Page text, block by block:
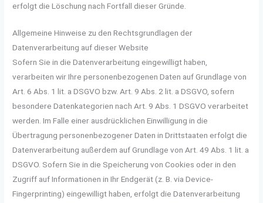
erfolgt die Löschung nach Fortfall dieser Gründe.
Allgemeine Hinweise zu den Rechtsgrundlagen der
Datenverarbeitung auf dieser Website
Sofern Sie in die Datenverarbeitung eingewilligt haben,
verarbeiten wir Ihre personenbezogenen Daten auf Grundlage von
Art. 6 Abs. 1 lit. a DSGVO bzw. Art. 9 Abs. 2 lit. a DSGVO, sofern
besondere Datenkategorien nach Art. 9 Abs. 1 DSGVO verarbeitet
werden. Im Falle einer ausdrücklichen Einwilligung in die
Übertragung personenbezogener Daten in Drittstaaten erfolgt die
Datenverarbeitung außerdem auf Grundlage von Art. 49 Abs. 1 lit. a
DSGVO. Sofern Sie in die Speicherung von Cookies oder in den
Zugriff auf Informationen in Ihr Endgerät (z. B. via Device-
Fingerprinting) eingewilligt haben, erfolgt die Datenverarbeitung